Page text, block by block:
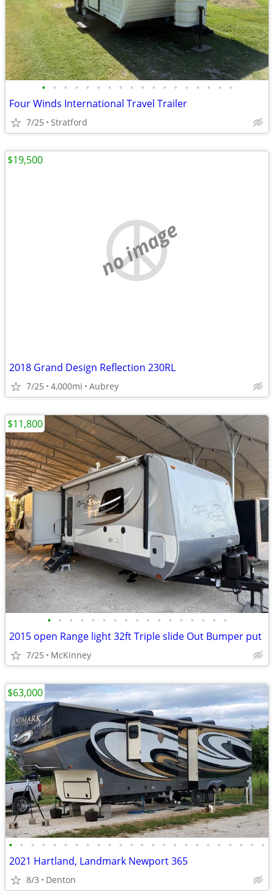
• • • • • • • • • • • • • • • • • •
Four Winds International Travel Trailer
7/25 Stratford
no image
2018 Grand Design Reflection 230RL
7/25 4,000mi Aubrey
$19,500
• • • • • • • • • • • • • • • • •
2015 open Range light 32ft Triple slide Out Bumper put
7/25 McKinney
$11,800
• • • • • • • • • • • • • • • • • • • • • • • •
2021 Hartland, Landmark Newport 365
8/3 Denton
$63,000